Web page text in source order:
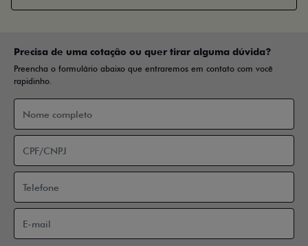
Precisa de uma cotação ou quer tirar alguma dúvida?
Preencha o formulário abaixo que entraremos em contato com você
rapidinho.